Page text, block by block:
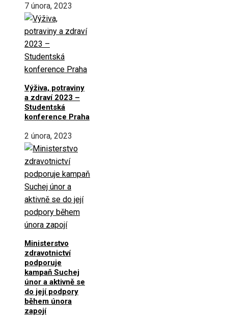
7 února, 2023
Výživa, potraviny
a zdraví 2023 –
Studentská
konference Praha
2 února, 2023
Ministerstvo
zdravotnictví
podporuje
kampaň Suchej
únor a aktivně se
do její podpory
během února
zapojí